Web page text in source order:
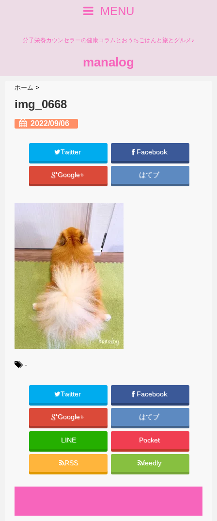
MENU
分子栄養カウンセラーの健康コラムとおうちごはんと旅とグルメ♪
manalog
ホーム >
img_0668
2022/09/06
Twitter Facebook
Google+ はてブ
-
Twitter Facebook
Google+ はてブ
LINE Pocket
RSS feedly